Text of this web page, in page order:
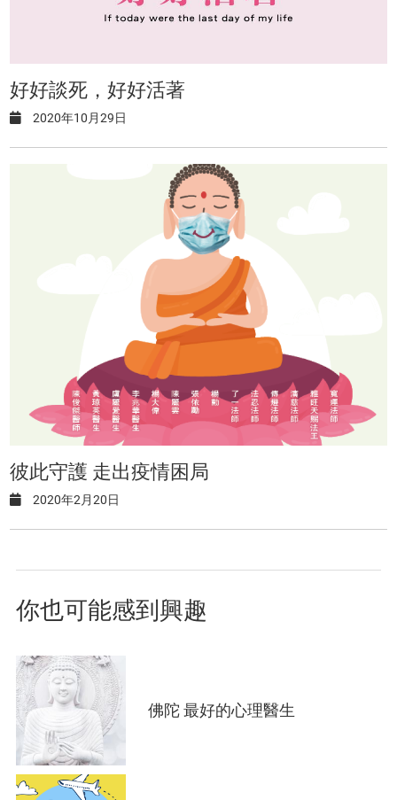
好好談死，好好活著
2020年10月29日
彼此守護 走出疫情困局
2020年2月20日
你也可能感到興趣
佛陀 最好的心理醫生